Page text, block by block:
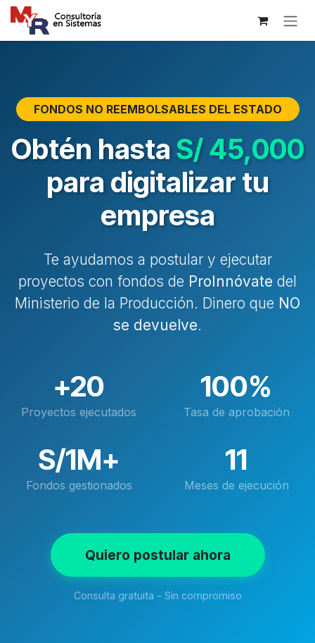
Ir al contenido
FONDOS NO REEMBOLSABLES DEL ESTADO
Obtén hastaS/ 45,000
para digitalizar tu
empresa
Te ayudamos a postular y ejecutar
proyectos con fondos de ProInnóvate del
Ministerio de la Producción. Dinero que NO
se devuelve.
+20
Proyectos ejecutados
100%
Tasa de aprobación
S/1M+
Fondos gestionados
11
Meses de ejecución
Quiero postular ahora
Consulta gratuita - Sin compromiso